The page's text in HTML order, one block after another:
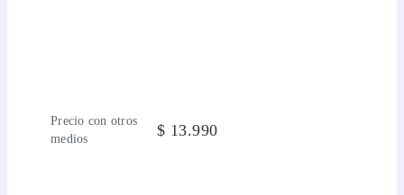
Precio con otros
medios
$ 13.990